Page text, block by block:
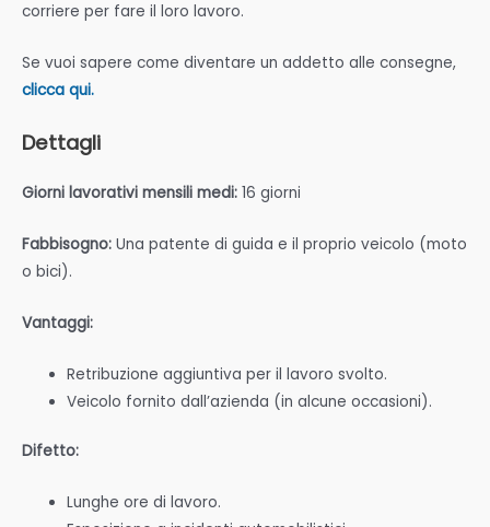
corriere per fare il loro lavoro.
Se vuoi sapere come diventare un addetto alle consegne,
clicca qui.
Dettagli
Giorni lavorativi mensili medi: 16 giorni
Fabbisogno: Una patente di guida e il proprio veicolo (moto
o bici).
Vantaggi:
Retribuzione aggiuntiva per il lavoro svolto.
Veicolo fornito dall’azienda (in alcune occasioni).
Difetto:
Lunghe ore di lavoro.